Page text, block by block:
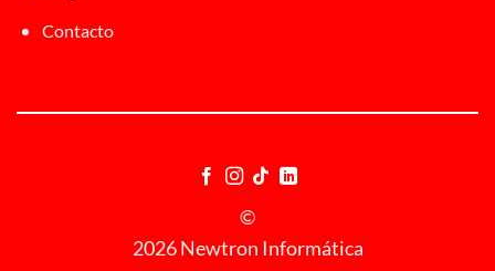
Contacto
©
2026 Newtron Informática